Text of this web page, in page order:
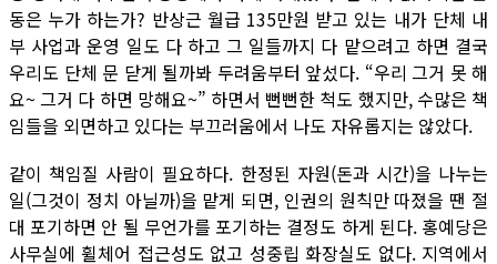
동은 누가 하는가? 반상근 월급 135만원 받고 있는 내가 단체 내
부 사업과 운영 일도 다 하고 그 일들까지 다 맡으려고 하면 결국
우리도 단체 문 닫게 될까봐 두려움부터 앞섰다. “우리 그거 못 해
요~ 그거 다 하면 망해요~” 하면서 뻔뻔한 척도 했지만, 수많은 책
임들을 외면하고 있다는 부끄러움에서 나도 자유롭지는 않았다.
같이 책임질 사람이 필요하다. 한정된 자원(돈과 시간)을 나누는
일(그것이 정치 아닐까)을 맡게 되면, 인권의 원칙만 따졌을 땐 절
대 포기하면 안 될 무언가를 포기하는 결정도 하게 된다. 홍예당은
사무실에 휠체어 접근성도 없고 성중립 화장실도 없다. 지역에서